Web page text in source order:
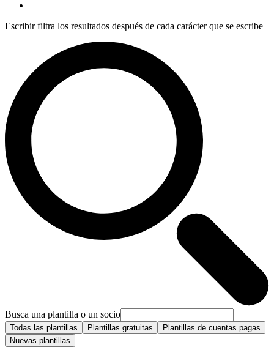
Escribir filtra los resultados después de cada carácter que se escribe
Busca una plantilla o un socio
Todas las plantillas Plantillas gratuitas
Plantillas de cuentas pagas
Nuevas plantillas